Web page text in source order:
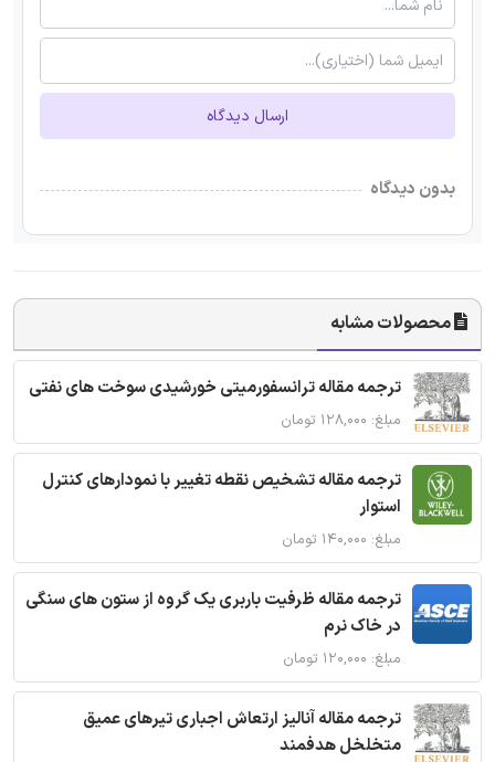
ارسال دیدگاه
بدون دیدگاه
محصولات مشابه
ترجمه مقاله ترانسفورمیتی خورشیدی سوخت های نفتی
مبلغ: ۱۲۸,۰۰۰ تومان
ترجمه مقاله تشخیص نقطه تغییر با نمودارهای کنترل
استوار
مبلغ: ۱۴۰,۰۰۰ تومان
ترجمه مقاله ظرفیت باربری یک گروه از ستون های سنگی
در خاک نرم
مبلغ: ۱۲۰,۰۰۰ تومان
ترجمه مقاله آنالیز ارتعاش اجباری تیرهای عمیق
متخلخل هدفمند